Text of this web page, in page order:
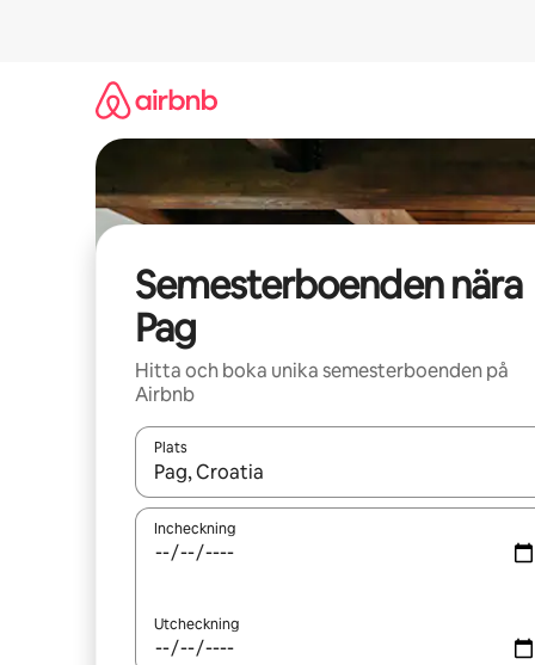
Semesterboenden nära
Pag
Hitta och boka unika semesterboenden på
Airbnb
Plats
När resultaten är tillgängliga kan du navigera
Incheckning
Utcheckning